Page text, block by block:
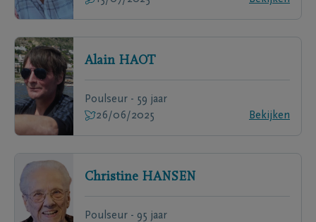
Alain HAOT
Poulseur - 59 jaar
26/06/2025
Bekijken
Christine HANSEN
Poulseur - 95 jaar